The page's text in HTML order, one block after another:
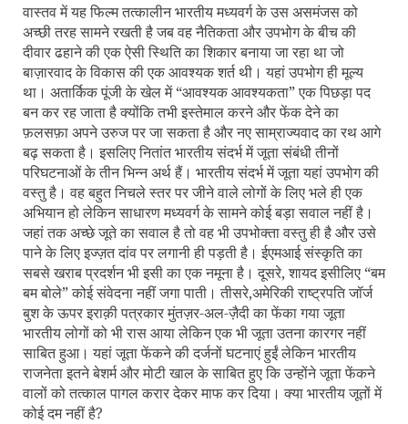
वास्तव में यह फिल्म तत्कालीन भारतीय मध्यवर्ग के उस असमंजस को
अच्छी तरह सामने रखती है जब वह नैतिकता और उपभोग के बीच की
दीवार ढहाने की एक ऐसी स्थिति का शिकार बनाया जा रहा था जो
बाज़ारवाद के विकास की एक आवश्यक शर्त थी। यहां उपभोग ही मूल्य
था। अतार्किक पूंजी के खेल में “आवश्यक आवश्यकता” एक पिछड़ा पद
बन कर रह जाता है क्योंकि तभी इस्तेमाल करने और फेंक देने का
फ़लसफ़ा अपने उरुज पर जा सकता है और नए साम्राज्यवाद का रथ आगे
बढ़ सकता है। इसलिए नितांत भारतीय संदर्भ में जूता संबंधी तीनों
परिघटनाओं के तीन भिन्न अर्थ हैं। भारतीय संदर्भ में जूता यहां उपभोग की
वस्तु है। वह बहुत निचले स्तर पर जीने वाले लोगों के लिए भले ही एक
अभियान हो लेकिन साधारण मध्यवर्ग के सामने कोई बड़ा सवाल नहीं है।
जहां तक अच्छे जूते का सवाल है तो वह भी उपभोक्ता वस्तु ही है और उसे
पाने के लिए इज्ज़त दांव पर लगानी ही पड़ती है। ईएमआई संस्कृति का
सबसे खराब प्रदर्शन भी इसी का एक नमूना है। दूसरे,शायद इसीलिए “बम
बम बोले” कोई संवेदना नहीं जगा पाती। तीसरे,अमेरिकी राष्ट्रपति जॉर्ज
बुश के ऊपर इराक़ी पत्रकार मुंतज़र-अल-ज़ैदी का फेंका गया जूता
भारतीय लोगों को भी रास आया लेकिन एक भी जूता उतना कारगर नहीं
साबित हुआ। यहां जूता फेंकने की दर्जनों घटनाएं हुईं लेकिन भारतीय
राजनेता इतने बेशर्म और मोटी खाल के साबित हुए कि उन्होंने जूता फेंकने
वालों को तत्काल पागल करार देकर माफ कर दिया। क्या भारतीय जूतों में
कोई दम नहीं है?